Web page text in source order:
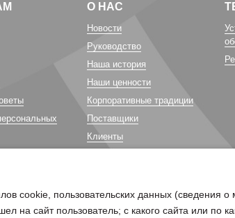
О НАС
Новости
Руководство
Наша история
Наши ценности
Корпоративные традиции
Поставщики
Клиенты
cookie, пользовательских данных (сведения
на сайт пользователь; с какого сайта или по